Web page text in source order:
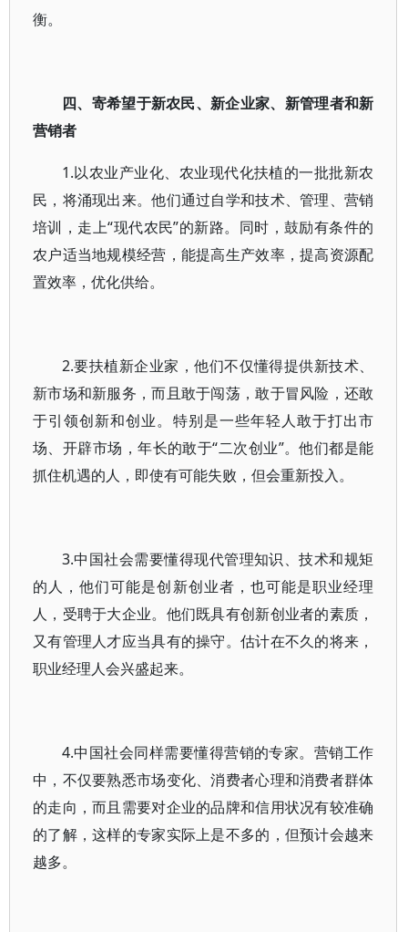
衡。
四、寄希望于新农民、新企业家、新管理者和新
营销者
1.以农业产业化、农业现代化扶植的一批批新农
民，将涌现出来。他们通过自学和技术、管理、营销
培训，走上“现代农民”的新路。同时，鼓励有条件的
农户适当地规模经营，能提高生产效率，提高资源配
置效率，优化供给。
2.要扶植新企业家，他们不仅懂得提供新技术、
新市场和新服务，而且敢于闯荡，敢于冒风险，还敢
于引领创新和创业。特别是一些年轻人敢于打出市
场、开辟市场，年长的敢于“二次创业”。他们都是能
抓住机遇的人，即使有可能失败，但会重新投入。
3.中国社会需要懂得现代管理知识、技术和规矩
的人，他们可能是创新创业者，也可能是职业经理
人，受聘于大企业。他们既具有创新创业者的素质，
又有管理人才应当具有的操守。估计在不久的将来，
职业经理人会兴盛起来。
4.中国社会同样需要懂得营销的专家。营销工作
中，不仅要熟悉市场变化、消费者心理和消费者群体
的走向，而且需要对企业的品牌和信用状况有较准确
的了解，这样的专家实际上是不多的，但预计会越来
越多。